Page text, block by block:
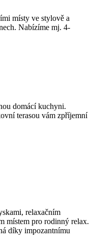
místy ve stylově a
Nabízíme mj. 4-
domácí kuchyni.
terasou vám zpříjemní
relaxačním
místem pro rodinný relax.
díky impozantnímu